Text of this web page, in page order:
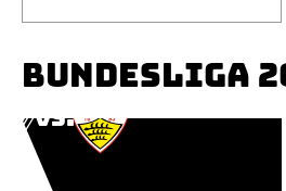
BUNDESLIGA